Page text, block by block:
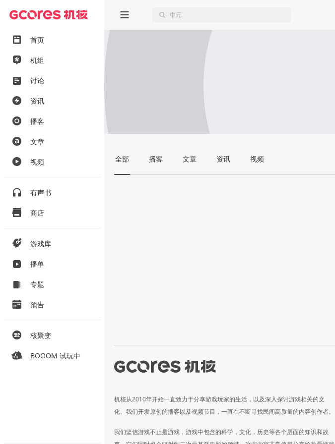
首页
机组
讨论
资讯
播客
文章
视频
有声书
商店
游戏库
播单
专题
预告
核聚变
BOOOM 试玩中
全部 播客 文章 资讯 视频
机核从2010年开始一直致力于分享游戏玩家的生活，以及深入探讨游戏相关的文
化。我们开发原创的播客以及视频节目，一直在不断寻找民间高质量的内容创作者。
我们坚信游戏不止是游戏，游戏中包含的科学，文化，历史等各个层面的知识和故